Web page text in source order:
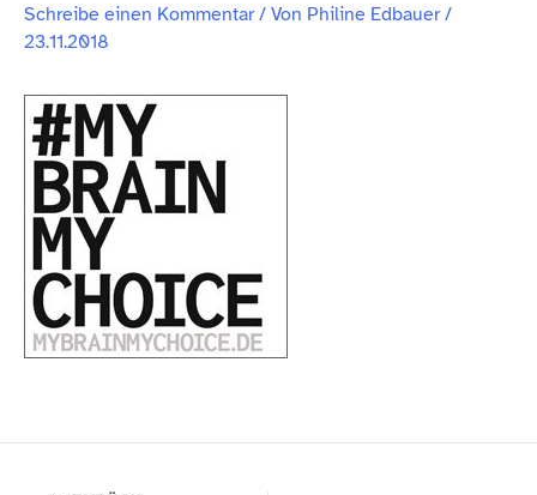
Schreibe einen Kommentar/ Von Philine Edbauer/
23.11.2018